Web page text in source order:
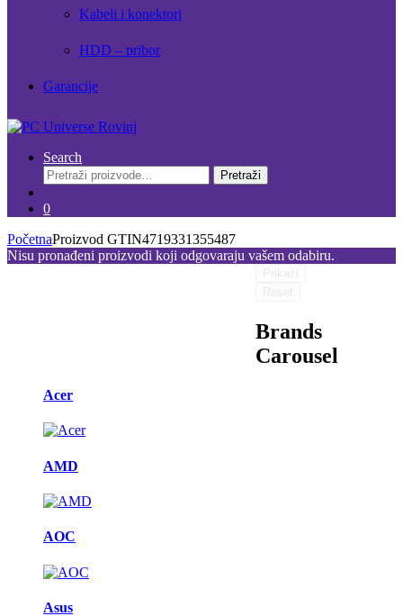
Kabeli i konektori
HDD – pribor
Garancije
Search
Pretraži:
Pretraži
0
PočetnaProizvod GTIN4719331355487
Nisu pronađeni proizvodi koji odgovaraju vašem odabiru.
Brands
Carousel
Acer
AMD
AOC
Asus